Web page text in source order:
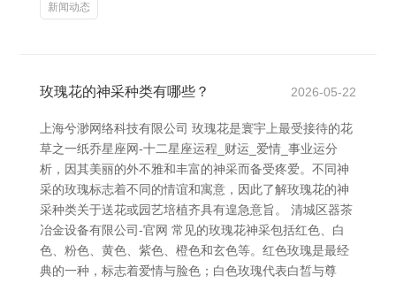
新闻动态
玫瑰花的神采种类有哪些？ 2026-05-22
上海兮渺网络科技有限公司 玫瑰花是寰宇上最受接待的花
草之一纸乔星座网-十二星座运程_财运_爱情_事业运分
析，因其美丽的外不雅和丰富的神采而备受疼爱。不同神
采的玫瑰标志着不同的情谊和寓意，因此了解玫瑰花的神
采种类关于送花或园艺培植齐具有遑急意旨。 清城区器茶
冶金设备有限公司-官网 常见的玫瑰花神采包括红色、白
色、粉色、黄色、紫色、橙色和玄色等。红色玫瑰是最经
典的一种，标志着爱情与脸色；白色玫瑰代表白皙与尊